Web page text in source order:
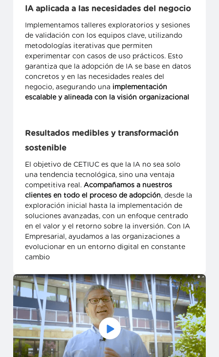
IA aplicada a las necesidades del negocio
Implementamos talleres exploratorios y sesiones
de validación con los equipos clave, utilizando
metodologías iterativas que permiten
experimentar con casos de uso prácticos. Esto
garantiza que la adopción de IA se base en datos
concretos y en las necesidades reales del
negocio, asegurando una implementación
escalable y alineada con la visión organizacional
Resultados medibles y transformación
sostenible
El objetivo de CETIUC es que la IA no sea solo
una tendencia tecnológica, sino una ventaja
competitiva real. Acompañamos a nuestros
clientes en todo el proceso de adopción, desde la
exploración inicial hasta la implementación de
soluciones avanzadas, con un enfoque centrado
en el valor y el retorno sobre la inversión. Con IA
Empresarial, ayudamos a las organizaciones a
evolucionar en un entorno digital en constante
cambio